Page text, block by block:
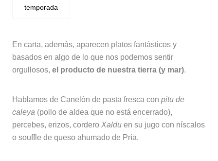
temporada
En carta, además, aparecen platos fantásticos y
basados en algo de lo que nos podemos sentir
orgullosos, el producto de nuestra tierra (y mar).
Hablamos de Canelón de pasta fresca con pitu de
caleya (pollo de aldea que no está encerrado),
percebes, erizos, cordero Xalduen su jugo con níscalos
o souffle de queso ahumado de Pría.